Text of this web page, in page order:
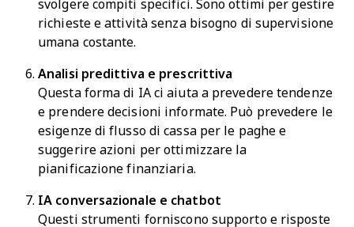
svolgere compiti specifici. Sono ottimi per gestire
richieste e attività senza bisogno di supervisione
umana costante.
Analisi predittiva e prescrittiva
Questa forma di IA ci aiuta a prevedere tendenze
e prendere decisioni informate. Può prevedere le
esigenze di flusso di cassa per le paghe e
suggerire azioni per ottimizzare la
pianificazione finanziaria.
IA conversazionale e chatbot
Questi strumenti forniscono supporto e risposte